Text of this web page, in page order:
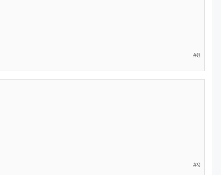
#8
#9